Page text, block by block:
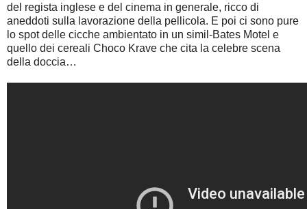
del regista inglese e del cinema in generale, ricco di
aneddoti sulla lavorazione della pellicola. E poi ci sono pure
lo spot delle cicche ambientato in un simil-Bates Motel e
quello dei cereali Choco Krave che cita la celebre scena
della doccia…